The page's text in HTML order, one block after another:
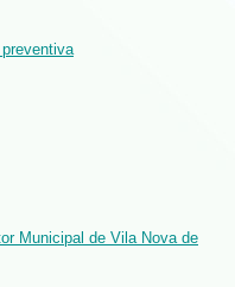
Municipal de Vila Nova de